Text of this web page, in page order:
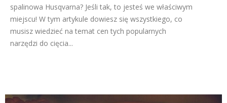
spalinowa Husqvarna? Jeśli tak, to jesteś we właściwym
miejscu! W tym artykule dowiesz się wszystkiego, co
musisz wiedzieć na temat cen tych popularnych
narzędzi do cięcia...